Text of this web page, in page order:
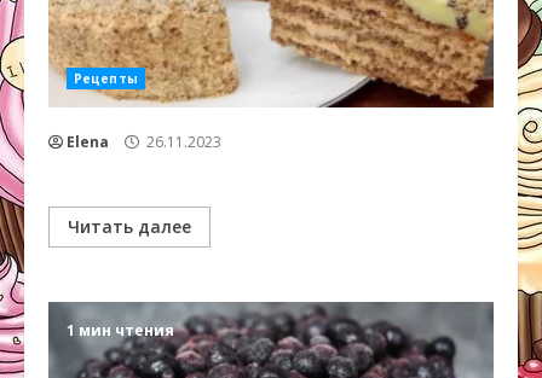
Рецепты
Elena 26.11.2023
Читать далее
1 мин чтения